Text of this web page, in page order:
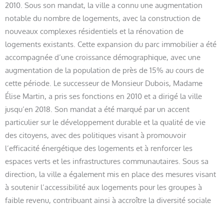
2010. Sous son mandat, la ville a connu une augmentation
notable du nombre de logements, avec la construction de
nouveaux complexes résidentiels et la rénovation de
logements existants. Cette expansion du parc immobilier a été
accompagnée d’une croissance démographique, avec une
augmentation de la population de près de 15% au cours de
cette période. Le successeur de Monsieur Dubois, Madame
Élise Martin, a pris ses fonctions en 2010 et a dirigé la ville
jusqu’en 2018. Son mandat a été marqué par un accent
particulier sur le développement durable et la qualité de vie
des citoyens, avec des politiques visant à promouvoir
l’efficacité énergétique des logements et à renforcer les
espaces verts et les infrastructures communautaires. Sous sa
direction, la ville a également mis en place des mesures visant
à soutenir l’accessibilité aux logements pour les groupes à
faible revenu, contribuant ainsi à accroître la diversité sociale